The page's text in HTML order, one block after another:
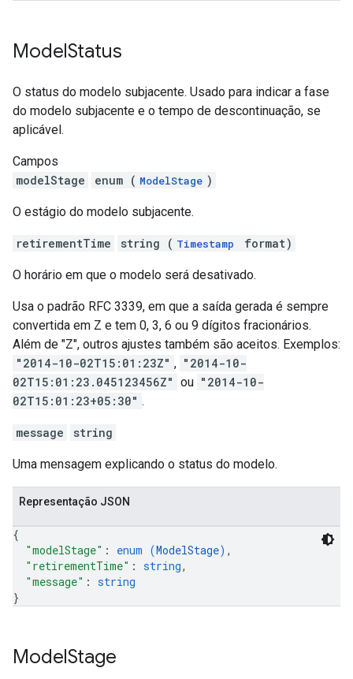
ModelStatus
O status do modelo subjacente. Usado para indicar a fase
do modelo subjacente e o tempo de descontinuação, se
aplicável.
Campos
modelStage
enum ( ModelStage )
O estágio do modelo subjacente.
retirementTime string ( Timestamp format)
O horário em que o modelo será desativado.
Usa o padrão RFC 3339, em que a saída gerada é sempre
convertida em Z e tem 0, 3, 6 ou 9 dígitos fracionários.
Além de "Z", outros ajustes também são aceitos. Exemplos:
"2014-10-02T15:01:23Z" , "2014-10-
02T15:01:23.045123456Z" ou "2014-10-
02T15:01:23+05:30" .
message string
Uma mensagem explicando o status do modelo.
Representação JSON
{
"modelStage" : enum (ModelStage) ,
"retirementTime" : string,
"message" : string
}
ModelStage